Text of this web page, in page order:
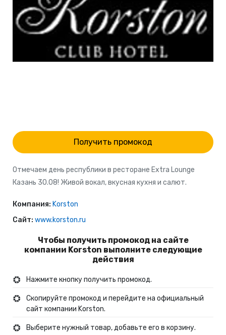
Получить промокод
Отмечаем день республики в ресторане Extra Lounge
Казань 30.08! Живой вокал, вкусная кухня и салют.
Компания: Korston
Сайт: www.korston.ru
Чтобы получить промокод на сайте
компании Korston выполните следующие
действия
Нажмите кнопку получить промокод.
Скопируйте промокод и перейдите на официальный
сайт компании Korston.
Выберите нужный товар, добавьте его в корзину.